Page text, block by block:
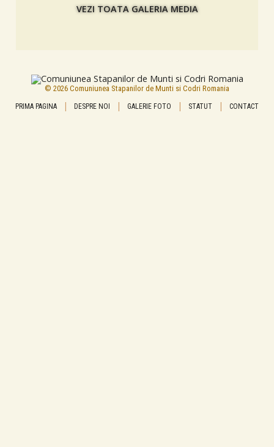
VEZI TOATA GALERIA MEDIA
© 2026 Comuniunea Stapanilor de Munti si Codri Romania
PRIMA PAGINA | DESPRE NOI | GALERIE FOTO | STATUT | CONTACT